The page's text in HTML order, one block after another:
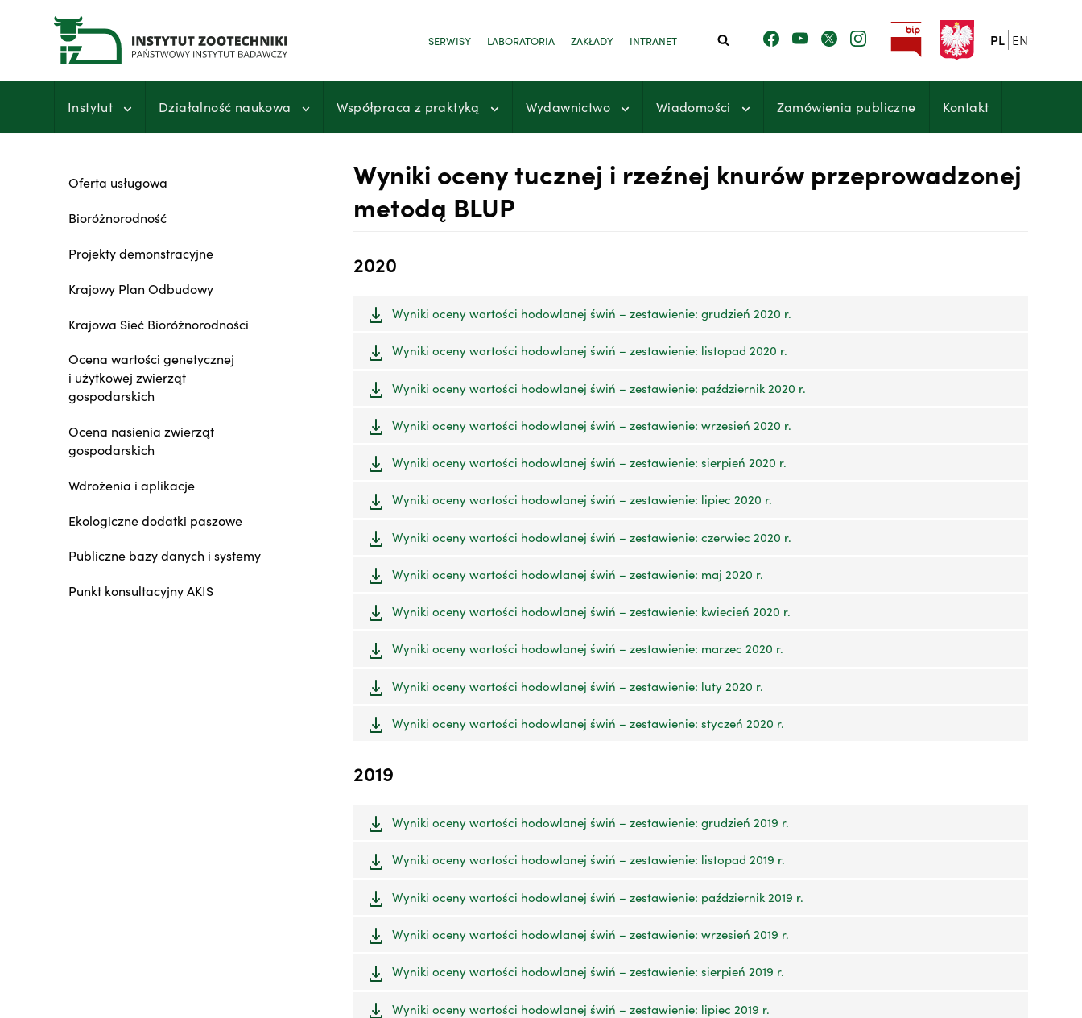
Przejdź
SERWISY LABORATORIA ZAKŁADY INTRANET PL EN
Instytut Działalność naukowa Współpraca z praktyką Wydawnictwo Wiadomości Zamówienia publiczne Kontakt
Oferta usługowa
Bioróżnorodność
Projekty demonstracyjne
Krajowy Plan Odbudowy
Krajowa Sieć Bioróżnorodności
Ocena wartości genetycznej
i użytkowej zwierząt
gospodarskich
Ocena nasienia zwierząt
gospodarskich
Wdrożenia i aplikacje
Ekologiczne dodatki paszowe
Publiczne bazy danych i systemy
Punkt konsultacyjny AKIS
Wyniki oceny tucznej i rzeźnej knurów przeprowadzonej
metodą BLUP
2020
Wyniki oceny wartości hodowlanej świń – zestawienie: grudzień 2020 r.
Wyniki oceny wartości hodowlanej świń – zestawienie: listopad 2020 r.
Wyniki oceny wartości hodowlanej świń – zestawienie: październik 2020 r.
Wyniki oceny wartości hodowlanej świń – zestawienie: wrzesień 2020 r.
Wyniki oceny wartości hodowlanej świń – zestawienie: sierpień 2020 r.
Wyniki oceny wartości hodowlanej świń – zestawienie: lipiec 2020 r.
Wyniki oceny wartości hodowlanej świń – zestawienie: czerwiec 2020 r.
Wyniki oceny wartości hodowlanej świń – zestawienie: maj 2020 r.
Wyniki oceny wartości hodowlanej świń – zestawienie: kwiecień 2020 r.
Wyniki oceny wartości hodowlanej świń – zestawienie: marzec 2020 r.
Wyniki oceny wartości hodowlanej świń – zestawienie: luty 2020 r.
Wyniki oceny wartości hodowlanej świń – zestawienie: styczeń 2020 r.
2019
Wyniki oceny wartości hodowlanej świń – zestawienie: grudzień 2019 r.
Wyniki oceny wartości hodowlanej świń – zestawienie: listopad 2019 r.
Wyniki oceny wartości hodowlanej świń – zestawienie: październik 2019 r.
Wyniki oceny wartości hodowlanej świń – zestawienie: wrzesień 2019 r.
Wyniki oceny wartości hodowlanej świń – zestawienie: sierpień 2019 r.
Wyniki oceny wartości hodowlanej świń – zestawienie: lipiec 2019 r.